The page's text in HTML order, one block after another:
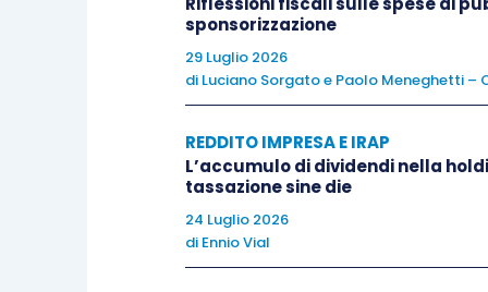
L’eventualeeccedenza delle spese di
del canone di locazione non è
successivianche laddove nel corso di
Per quanto riguarda le altre spese,
stesse indue categorie
sponsorizzazione
29 Luglio 2026
di Luciano Sorgatoe Paolo Meneghetti –
REDDITO IMPRESA E IRAP
L’accumulo di dividendi nella
tassazione sine die
24 Luglio 2026
di Ennio Vial